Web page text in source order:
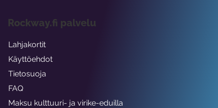
Rockway.fi palvelu
Lahjakortit
Käyttöehdot
Tietosuoja
FAQ
Maksu kulttuuri- ja virike-eduilla